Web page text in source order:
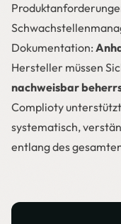
Dokumentation:
Hersteller müssen
nachweisbar
Complioty
systematisch,
entlang des